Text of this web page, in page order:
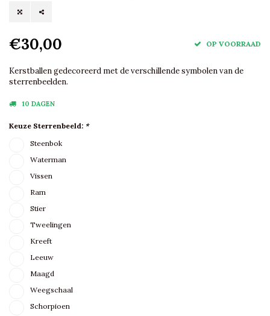
€30,00 OP VOORRAAD
Kerstballen gedecoreerd met de verschillende symbolen van de
sterrenbeelden.
10 DAGEN
Keuze Sterrenbeeld: *
Steenbok
Waterman
Vissen
Ram
Stier
Tweelingen
Kreeft
Leeuw
Maagd
Weegschaal
Schorpioen